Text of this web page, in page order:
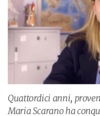
Quattordici anni,
Maria Scarano ha